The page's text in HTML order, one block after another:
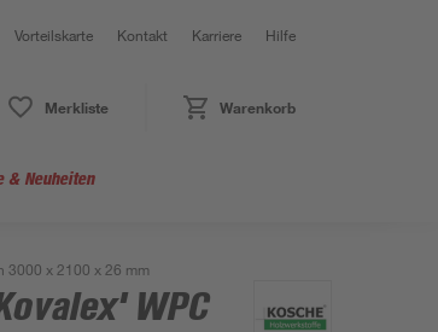
Vorteilskarte Kontakt Karriere Hilfe
Merkliste Warenkorb
& Neuheiten
3000 x 2100 x 26 mm
WPC